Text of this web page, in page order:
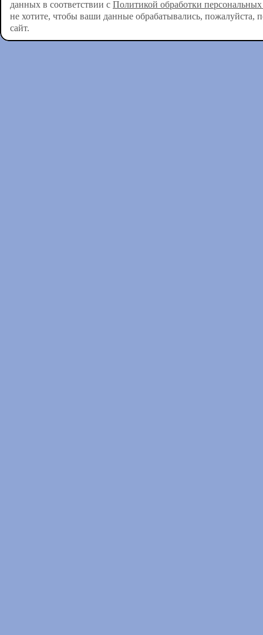
данных в соответствии с Политикой обработки
не хотите, чтобы ваши данные обрабатывались, пожалуйста,
сайт.